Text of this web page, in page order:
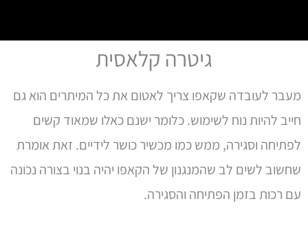
גיטרה קלאסית
מעבר לעובדה שקאפו צריך לאטום את כל המיתרים הוא גם
חייב להיות נוח לשימוש. כלומר ישנם כאלו שמאוד קשים
לפתיחה וסגירה, ממש כמו מכשיר כושר לידיים. זאת אומרת
שחשוב לשים לב שהמנגנון של הקאפו יהיה בנוי בצורה נכונה
עם רכות בזמן הפתיחה והסגירה.